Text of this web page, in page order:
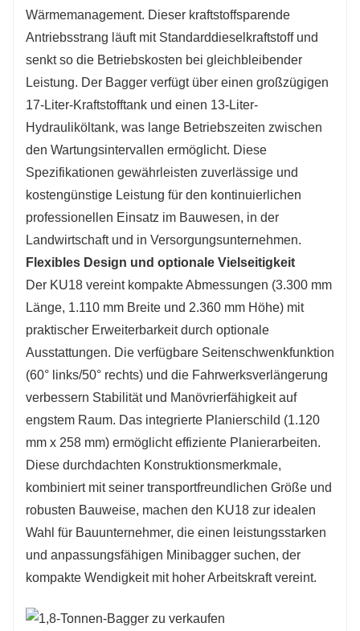
Wärmemanagement. Dieser kraftstoffsparende
Antriebsstrang läuft mit Standarddieselkraftstoff und
senkt so die Betriebskosten bei gleichbleibender
Leistung. Der Bagger verfügt über einen großzügigen
17-Liter-Kraftstofftank und einen 13-Liter-
Hydrauliköltank, was lange Betriebszeiten zwischen
den Wartungsintervallen ermöglicht. Diese
Spezifikationen gewährleisten zuverlässige und
kostengünstige Leistung für den kontinuierlichen
professionellen Einsatz im Bauwesen, in der
Landwirtschaft und in Versorgungsunternehmen.
Flexibles Design und optionale Vielseitigkeit
Der KU18 vereint kompakte Abmessungen (3.300 mm
Länge, 1.110 mm Breite und 2.360 mm Höhe) mit
praktischer Erweiterbarkeit durch optionale
Ausstattungen. Die verfügbare Seitenschwenkfunktion
(60° links/50° rechts) und die Fahrwerksverlängerung
verbessern Stabilität und Manövrierfähigkeit auf
engstem Raum. Das integrierte Planierschild (1.120
mm x 258 mm) ermöglicht effiziente Planierarbeiten.
Diese durchdachten Konstruktionsmerkmale,
kombiniert mit seiner transportfreundlichen Größe und
robusten Bauweise, machen den KU18 zur idealen
Wahl für Bauunternehmer, die einen leistungsstarken
und anpassungsfähigen Minibagger suchen, der
kompakte Wendigkeit mit hoher Arbeitskraft vereint.